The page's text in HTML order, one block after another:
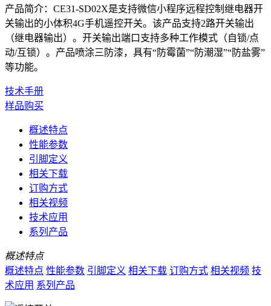
产品简介：CE31-SD02X是支持微信小程序远程控制继电器开
关输出的小体积4G手机遥控开关。该产品支持2路开关输出
（继电器输出）。开关输出端口支持多种工作模式（自锁/点
动/互锁）。产品喷涂三防漆，具有“防霉菌”“防潮湿”“防盐雾”
等功能。
技术手册
样品购买
概述特点
性能参数
引脚定义
相关下载
订购方式
相关视频
技术应用
系列产品
概述特点
概述特点 性能参数 引脚定义 相关下载 订购方式 相关视频 技
术应用 系列产品